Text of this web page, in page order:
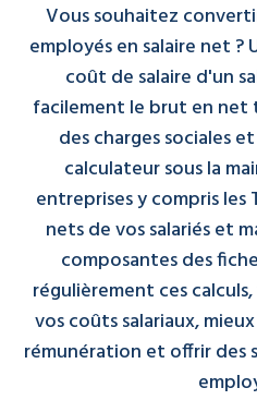
Vous souhaitez
employés en salaire net
coût de salaire d'un
facilement le brut en
des charges sociales
calculateur sous la
entreprises y compris les
nets de vos salariés et
composantes des
régulièrement ces
vos coûts salariaux,
rémunération et offrir des